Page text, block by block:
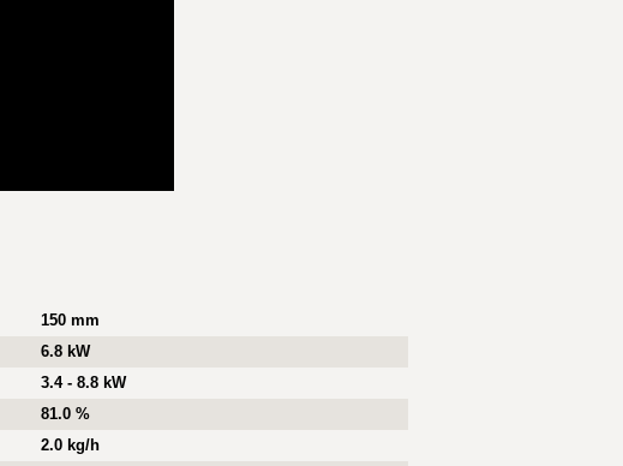
150 mm
6.8 kW
3.4 - 8.8 kW
81.0 %
2.0 kg/h